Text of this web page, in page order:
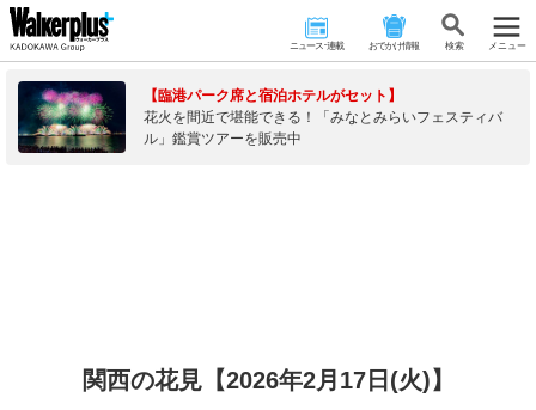
ニュース･連載 おでかけ情報 検 索 メニュー
【臨港パーク席と宿泊ホテルがセット】
花火を間近で堪能できる！「みなとみらいフェスティバ
ル」鑑賞ツアーを販売中
関西の花見【2026年2月17日(火)】